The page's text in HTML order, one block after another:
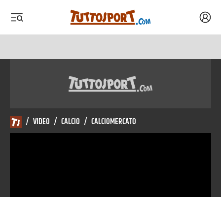
/ VIDEO / CALCIO / CALCIOMERCATO